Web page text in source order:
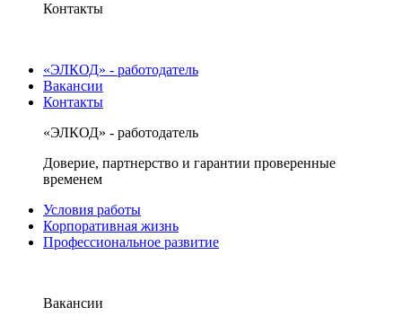
Контакты
«ЭЛКОД» - работодатель
Вакансии
Контакты
«ЭЛКОД» - работодатель
Доверие, партнерство и гарантии проверенные
временем
Условия работы
Корпоративная жизнь
Профессиональное развитие
Вакансии